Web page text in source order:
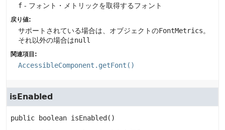
f - フォント・メトリックを取得するフォント
戻り値:
サポートされている場合は、オブジェクトのFontMetrics。
それ以外の場合はnull
関連項目:
AccessibleComponent.getFont()
isEnabled
public boolean isEnabled ()